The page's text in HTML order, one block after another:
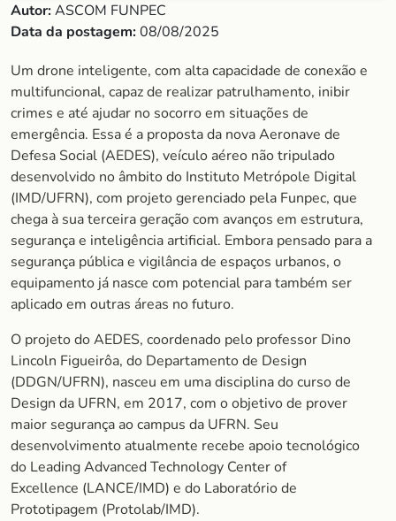
Autor:ASCOM FUNPEC
Data da postagem:08/08/2025
Um drone inteligente, com alta capacidade de conexão e
multifuncional, capaz de realizar patrulhamento, inibir
crimes e até ajudar no socorro em situações de
emergência. Essa é a proposta da nova Aeronave de
Defesa Social (AEDES), veículo aéreo não tripulado
desenvolvido no âmbito do Instituto Metrópole Digital
(IMD/UFRN), com projeto gerenciado pela Funpec, que
chega à sua terceira geração com avanços em estrutura,
segurança e inteligência artificial. Embora pensado para a
segurança pública e vigilância de espaços urbanos, o
equipamento já nasce com potencial para também ser
aplicado em outras áreas no futuro.
O projeto do AEDES, coordenado pelo professor Dino
Lincoln Figueirôa, do Departamento de Design
(DDGN/UFRN), nasceu em uma disciplina do curso de
Design da UFRN, em 2017, com o objetivo de prover
maior segurança ao campus da UFRN. Seu
desenvolvimento atualmente recebe apoio tecnológico
do Leading Advanced Technology Center of
Excellence (LANCE/IMD) e do Laboratório de
Prototipagem (Protolab/IMD).